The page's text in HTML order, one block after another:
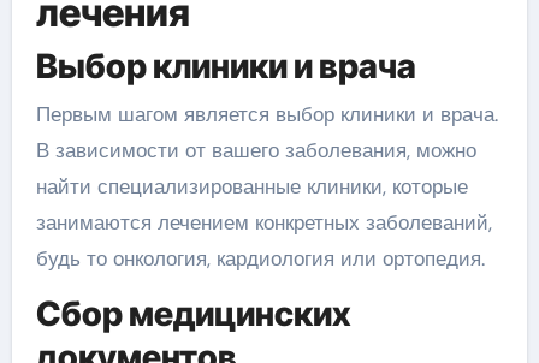
лечения
Выбор клиники и врача
Первым шагом является выбор клиники и врача.
В зависимости от вашего заболевания, можно
найти специализированные клиники, которые
занимаются лечением конкретных заболеваний,
будь то онкология, кардиология или ортопедия.
Сбор медицинских